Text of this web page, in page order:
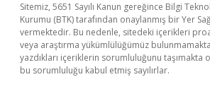
Sitemiz, 5651 Sayılı Kanun gereğince Bilgi
Kurumu (BTK) tarafından onaylanmış bir Yer
vermektedir. Bu nedenle, sitedeki içerikleri
veya araştırma yükümlülüğümüz
yazdıkları içeriklerin sorumluluğunu taşımakta
bu sorumluluğu kabul etmiş sayılırlar.